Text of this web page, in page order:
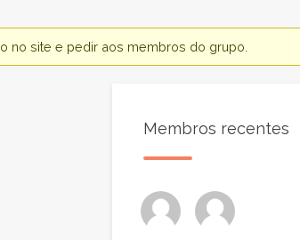
no site e pedir aos membros do grupo.
Membros recentes